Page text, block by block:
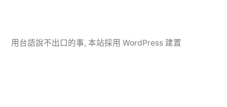
用台語說不出口的事, 本站採用 WordPress 建置